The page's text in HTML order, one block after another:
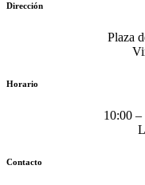
Dirección
Plaza
Horario
10:00
Contacto